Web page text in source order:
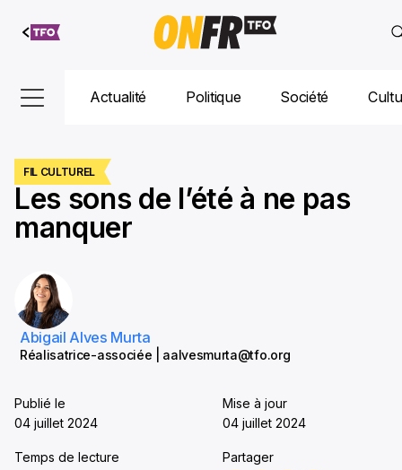
Aller au
contenu
Actualité Politique Société
FIL CULTUREL
Les sons de l’été à ne pas
manquer
Abigail Alves Murta
Réalisatrice-associée | aalvesmurta@tfo.org
Publié le
04 juillet 2024
Mise à jour
04 juillet 2024
Temps de lecture
Partager